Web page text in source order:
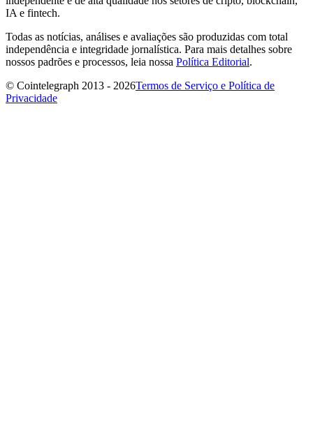
IA e fintech.
Todas as notícias, análises e avaliações são produzidas com total
independência e integridade jornalística. Para mais detalhes sobre
nossos padrões e processos, leia nossa Política Editorial.
© Cointelegraph 2013 - 2026Termos de Serviço e Política de
Privacidade